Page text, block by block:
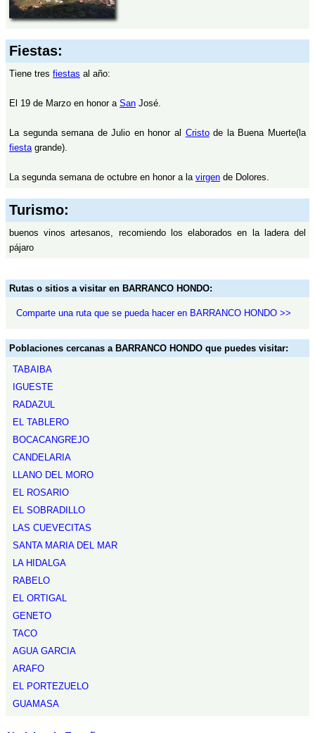
Fiestas:
Tiene tres fiestas al año:
El 19 de Marzo en honor a San José.
La segunda semana de Julio en honor al Cristode la Buena Muerte(la
fiestagrande).
La segunda semana de octubre en honor a la virgen de Dolores.
Turismo:
buenos vinos artesanos, recomiendo los elaborados en la ladera del
pájaro
Rutas o sitios a visitar en BARRANCO HONDO:
Comparte una ruta que se pueda hacer en BARRANCO HONDO >>
Poblaciones cercanas a BARRANCO HONDO que puedes visitar:
TABAIBA
IGUESTE
RADAZUL
EL TABLERO
BOCACANGREJO
CANDELARIA
LLANO DEL MORO
EL ROSARIO
EL SOBRADILLO
LAS CUEVECITAS
SANTA MARIA DEL MAR
LA HIDALGA
RABELO
EL ORTIGAL
GENETO
TACO
AGUA GARCIA
ARAFO
EL PORTEZUELO
GUAMASA